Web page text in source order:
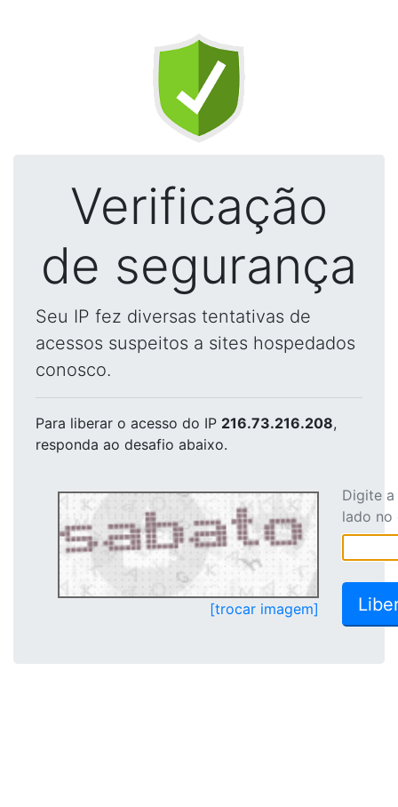
Verificação
de segurança
Seu IP fez diversas tentativas de
acessos suspeitos a sites hospedados
conosco.
Para liberar o acesso do IP 216.73.216.208,
responda ao desafio abaixo.
[trocar imagem]
Digite
lado no